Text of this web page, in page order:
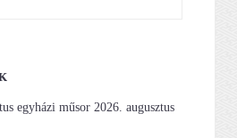
egyházi műsor 2026. augusztus